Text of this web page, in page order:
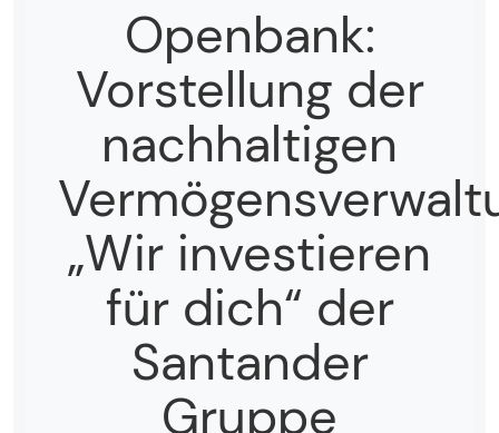
Openbank:
Vorstellung der
nachhaltigen
„Wir investieren
für dich“ der
Santander
Gruppe